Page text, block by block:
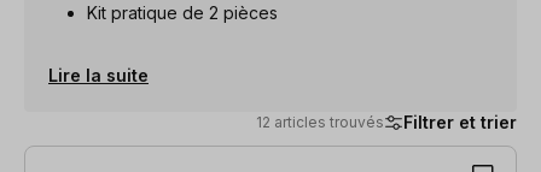
Kit pratique de 2 pièces
Lire la suite
12 articles trouvés Filtrer et trier
12 articles trouvés